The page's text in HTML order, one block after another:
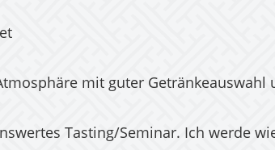
mit guter
Tasting/Seminar. Ich werde